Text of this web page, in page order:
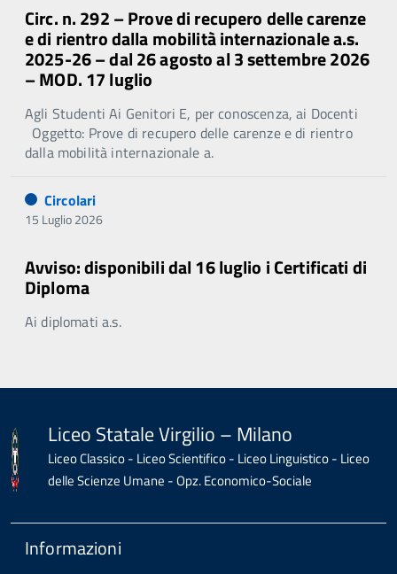
Circ. n. 292 – Prove di recupero delle carenze
e di rientro dalla mobilità internazionale a.s.
2025-26 – dal 26 agosto al 3 settembre 2026
– MOD. 17 luglio
Agli Studenti Ai Genitori E, per conoscenza, ai Docenti
Oggetto: Prove di recupero delle carenze e di rientro
dalla mobilità internazionale a.
Circolari
15 Luglio 2026
Avviso: disponibili dal 16 luglio i Certificati di
Diploma
Ai diplomati a.s.
Liceo Statale Virgilio – Milano
Liceo Classico - Liceo Scientifico - Liceo Linguistico - Liceo
delle Scienze Umane - Opz. Economico-Sociale
Informazioni